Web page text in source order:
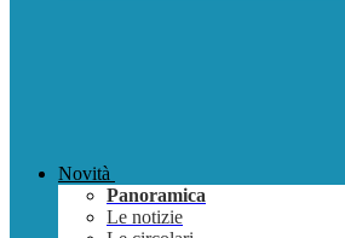
Novità
Panoramica
Le notizie